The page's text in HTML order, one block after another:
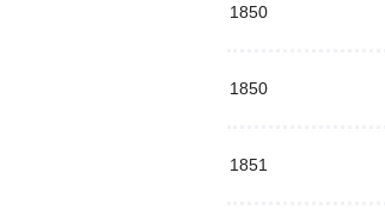
1850
1850
1851